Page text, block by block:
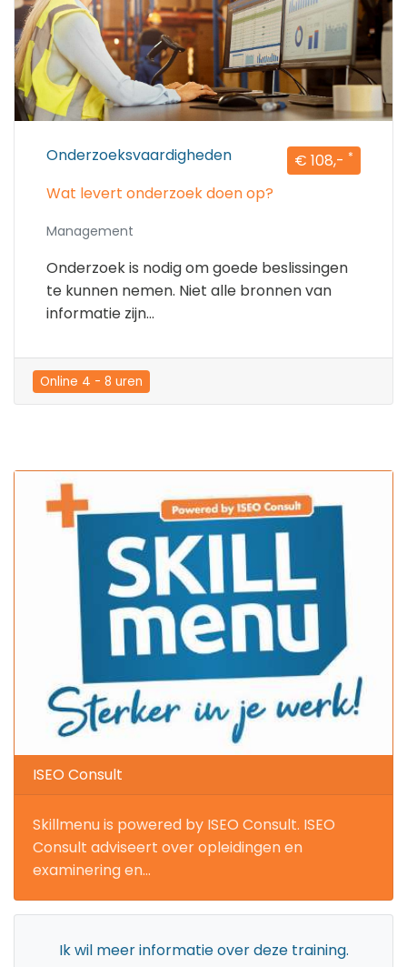
Onderzoeksvaardigheden € 108,- *
Wat levert onderzoek doen op?
Management
Onderzoek is nodig om goede beslissingen
te kunnen nemen. Niet alle bronnen van
informatie zijn...
Online 4 - 8 uren
ISEO Consult
Skillmenu is powered by ISEO Consult. ISEO
Consult adviseert over opleidingen en
examinering en...
Ik wil meer informatie over deze training.